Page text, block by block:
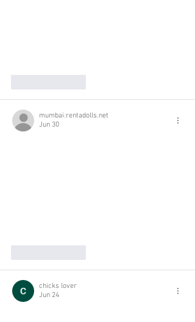
mumbai.rentadolls.net
Jun 30
chicks lover
Jun 24